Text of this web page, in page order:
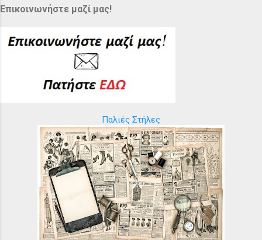
Επικοινωνήστε μαζί μας!
Παλιές Στήλες